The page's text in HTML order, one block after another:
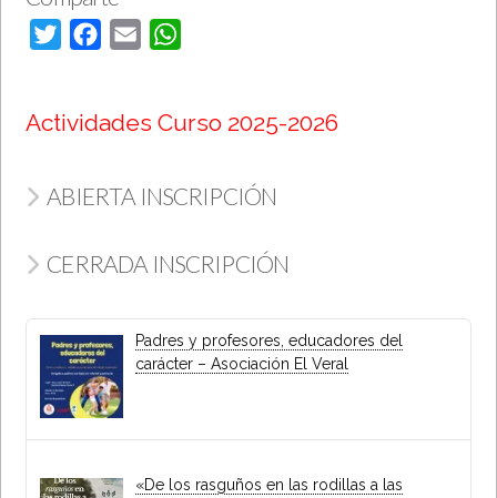
TwitterFacebook
Email
Actividades Curso 2025-2026
ABIERTA INSCRIPCIÓN
CERRADA INSCRIPCIÓN
Padres y profesores, educadores del
carácter – Asociación El Veral
«De los rasguños en las rodillas a las